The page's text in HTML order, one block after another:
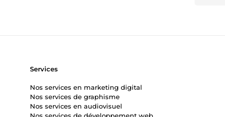
Services
Nos services en marketing digital
Nos services de graphisme
Nos services en audiovisuel
Nos services de développement web